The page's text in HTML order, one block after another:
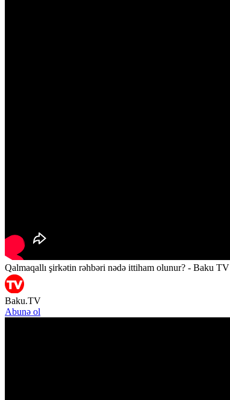
Qalmaqallı şirkətin rəhbəri nədə ittiham olunur? - Baku TV
Baku.TV
Abunə ol